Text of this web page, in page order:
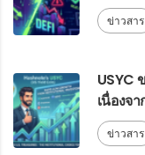
ข่าวสาร
USYC
เนื่องจ
ข่าวสาร